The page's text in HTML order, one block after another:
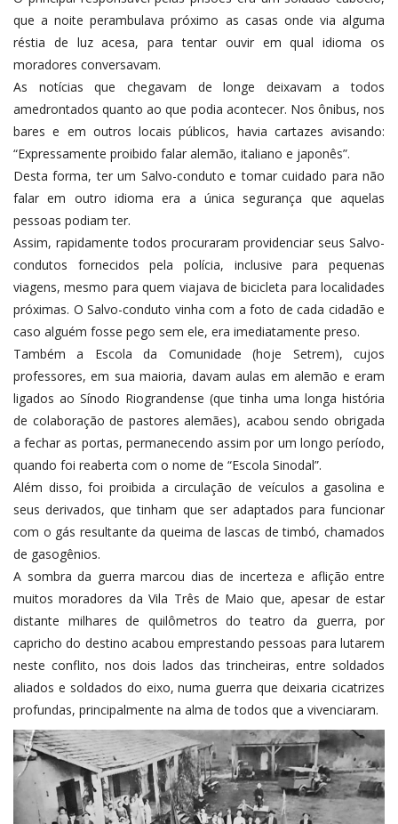
que a noite perambulava próximo as casas onde via alguma
réstia de luz acesa, para tentar ouvir em qual idioma os
moradores conversavam.
As notícias que chegavam de longe deixavam a todos
amedrontados quanto ao que podia acontecer. Nos ônibus, nos
bares e em outros locais públicos, havia cartazes avisando:
“Expressamente proibido falar alemão, italiano e japonês”.
Desta forma, ter um Salvo-conduto e tomar cuidado para não
falar em outro idioma era a única segurança que aquelas
pessoas podiam ter.
Assim, rapidamente todos procuraram providenciar seus Salvo-
condutos fornecidos pela polícia, inclusive para pequenas
viagens, mesmo para quem viajava de bicicleta para localidades
próximas. O Salvo-conduto vinha com a foto de cada cidadão e
caso alguém fosse pego sem ele, era imediatamente preso.
Também a Escola da Comunidade (hoje Setrem), cujos
professores, em sua maioria, davam aulas em alemão e eram
ligados ao Sínodo Riograndense (que tinha uma longa história
de colaboração de pastores alemães), acabou sendo obrigada
a fechar as portas, permanecendo assim por um longo período,
quando foi reaberta com o nome de “Escola Sinodal”.
Além disso, foi proibida a circulação de veículos a gasolina e
seus derivados, que tinham que ser adaptados para funcionar
com o gás resultante da queima de lascas de timbó, chamados
de gasogênios.
A sombra da guerra marcou dias de incerteza e aflição entre
muitos moradores da Vila Três de Maio que, apesar de estar
distante milhares de quilômetros do teatro da guerra, por
capricho do destino acabou emprestando pessoas para lutarem
neste conflito, nos dois lados das trincheiras, entre soldados
aliados e soldados do eixo, numa guerra que deixaria cicatrizes
profundas, principalmente na alma de todos que a vivenciaram.